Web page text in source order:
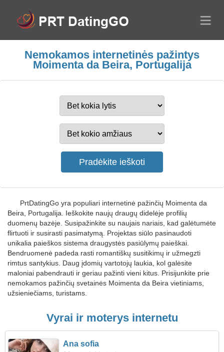
Nemokamos internetinės pažintys
Moimenta da Beira, Portugalija
PrtDatingGo yra populiari internetinė pažinčių Moimenta da
Beira, Portugalija. Ieškokite naujų draugų didelėje profilių
duomenų bazėje. Susipažinkite su naujais nariais, kad galėtumėte
flirtuoti ir susirasti pasimatymą. Projektas siūlo pasinaudoti
unikalia paieškos sistema draugystės pasiūlymų paieškai.
Bendruomenė padeda rasti romantiškų susitikimų ir užmegzti
rimtus santykius. Daug įdomių vartotojų laukia, kol galėsite
maloniai pabendrauti ir geriau pažinti vieni kitus. Prisijunkite prie
nemokamos pažinčių svetainės Moimenta da Beira vietiniams,
užsieniečiams, turistams.
Vyrai ir moterys internetu
Ana sofia